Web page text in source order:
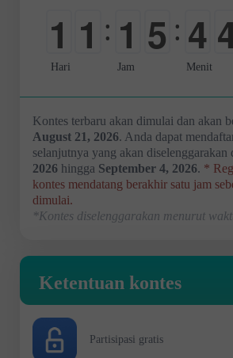
1
0
1 : 1
0
5 : 4
0
Hari Jam Menit
Kontes terbaru akan dimulai dan akan
August 21, 2026. Anda dapat
selanjutnya yang akan diselenggarakan
2026 hingga September 4, 2026. *
kontes mendatang berakhir satu jam
dimulai.
*Kontes diselenggarakan menurut
Ketentuan kontes
Partisipasi gratis